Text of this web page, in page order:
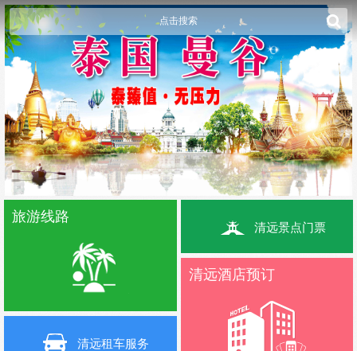
点击搜索
旅游线路
清远景点门票
清远酒店预订
清远租车服务